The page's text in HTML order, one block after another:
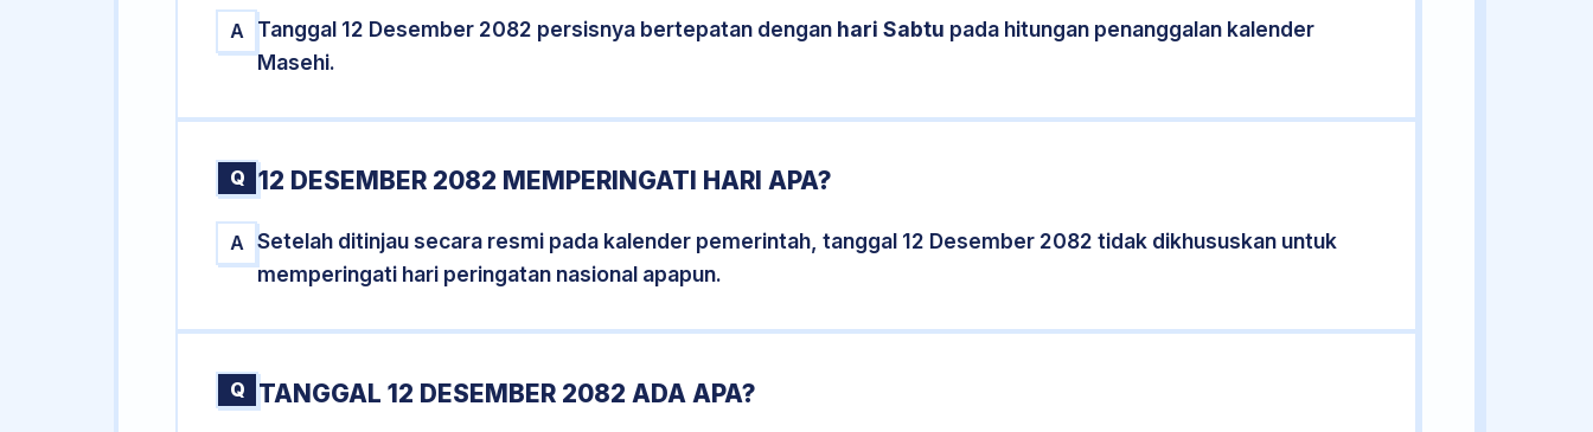
A Tanggal 12 Desember 2082 persisnya bertepatan dengan hari Sabtu pada hitungan penanggalan kalender
Masehi.
Q 12 DESEMBER 2082 MEMPERINGATI HARI APA?
A Setelah ditinjau secara resmi pada kalender pemerintah, tanggal 12 Desember 2082 tidak dikhususkan untuk
memperingati hari peringatan nasional apapun.
Q TANGGAL 12 DESEMBER 2082 ADA APA?